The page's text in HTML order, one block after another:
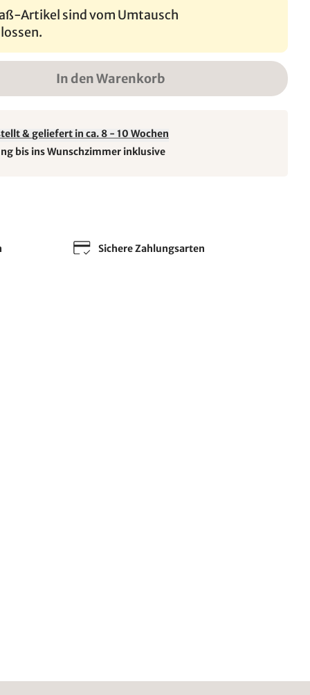
Artikel sind vom Umtausch
In den Warenkorb
& geliefert in ca. 8 - 10 Wochen
bis ins Wunschzimmer inklusive
Sichere Zahlungsarten